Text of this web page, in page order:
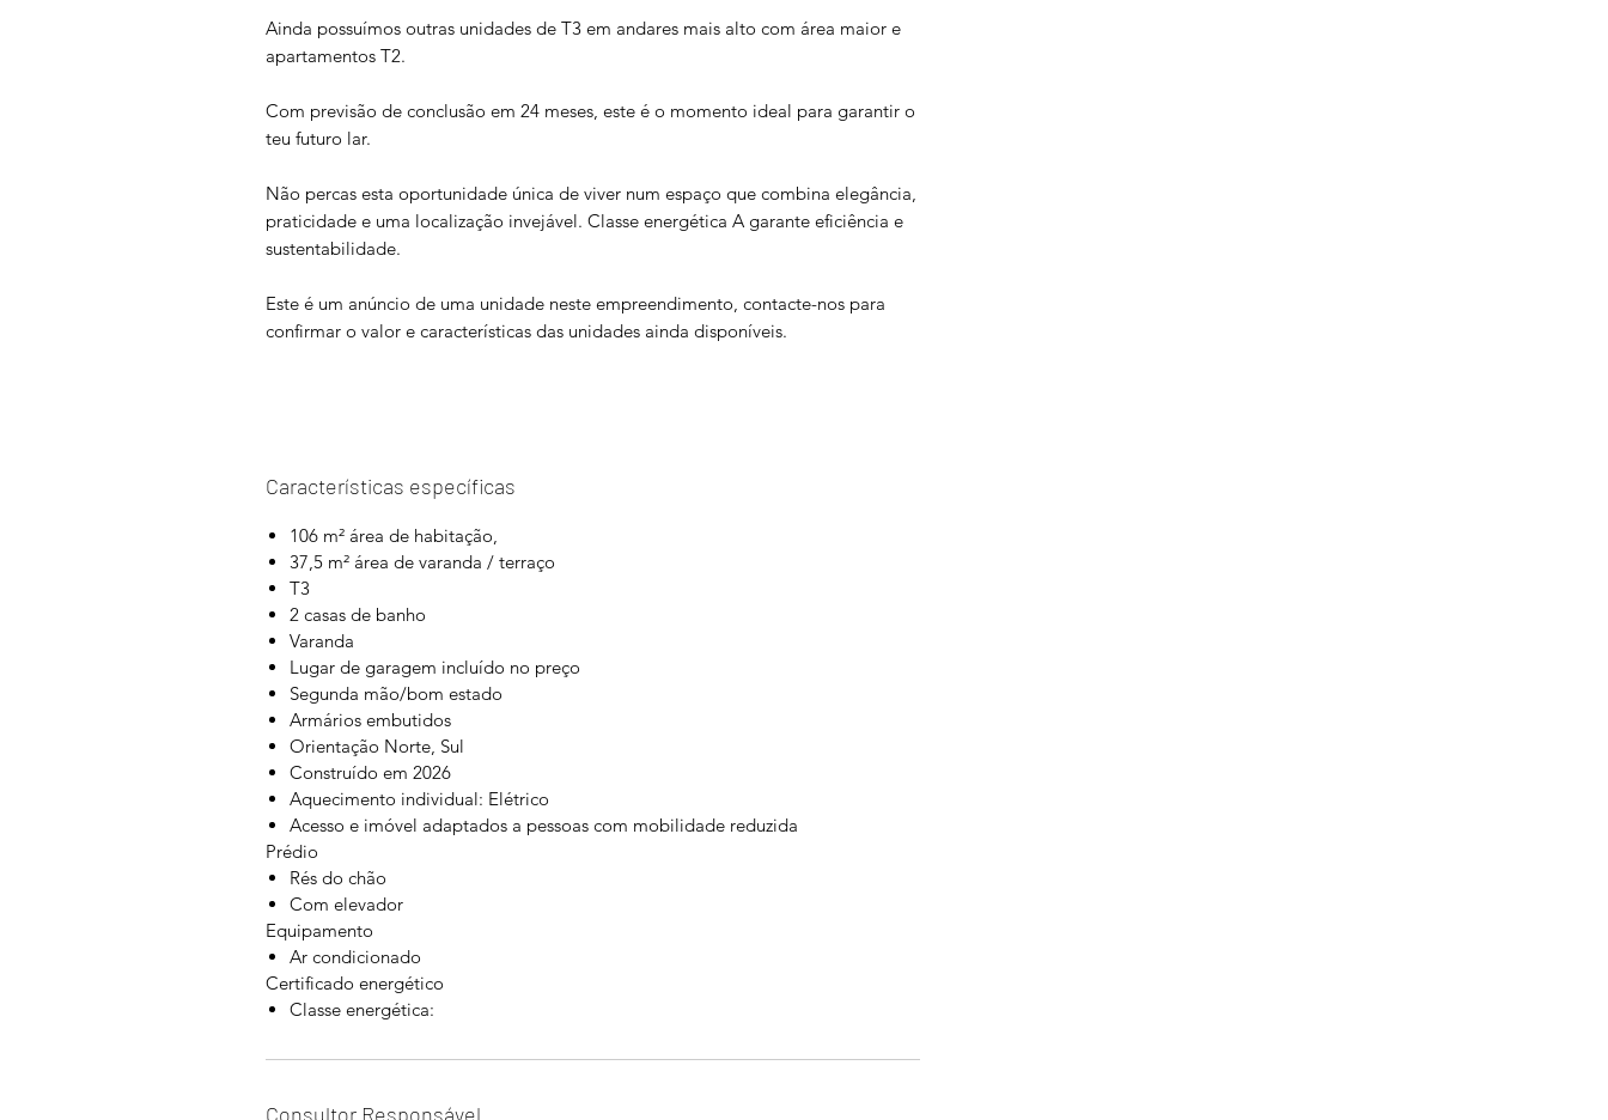
Ainda possuímos outras unidades de T3 em andares mais alto com área maior e
apartamentos T2.
Com previsão de conclusão em 24 meses, este é o momento ideal para garantir o
teu futuro lar.
Não percas esta oportunidade única de viver num espaço que combina elegância,
praticidade e uma localização invejável. Classe energética A garante eficiência e
sustentabilidade.
Este é um anúncio de uma unidade neste empreendimento, contacte-nos para
confirmar o valor e características das unidades ainda disponíveis.
Características específicas
106 m² área de habitação,
37,5 m² área de varanda / terraço
T3
2 casas de banho
Varanda
Lugar de garagem incluído no preço
Segunda mão/bom estado
Armários embutidos
Orientação Norte, Sul
Construído em 2026
Aquecimento individual: Elétrico
Acesso e imóvel adaptados a pessoas com mobilidade reduzida
Prédio
Rés do chão
Com elevador
Equipamento
Ar condicionado
Certificado energético
Classe energética:
Consultor Responsável